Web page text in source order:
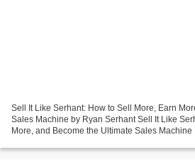
Sell It Like Serhant: How to Sell More, Earn
Sales Machine by Ryan Serhant Sell It Like
More, and Become the Ultimate Sales